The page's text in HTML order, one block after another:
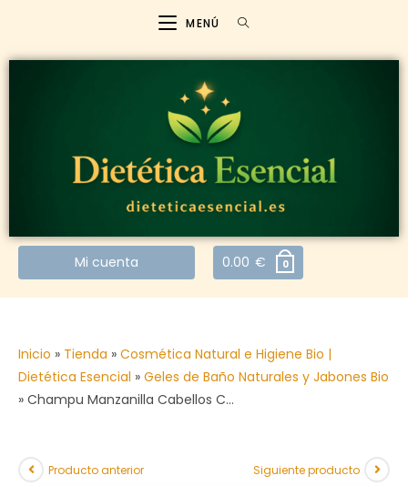
MENÚ
Mi cuenta 0.00 € 0
Inicio » Tienda » Cosmética Natural e Higiene Bio |
Dietética Esencial » Geles de Baño Naturales y Jabones Bio
» Champu Manzanilla Cabellos C…
Producto anterior Siguiente producto